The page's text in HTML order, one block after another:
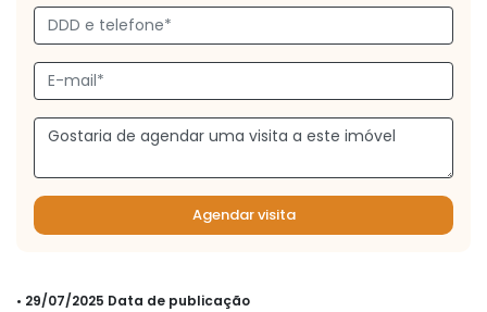
Agendar visita
• 29/07/2025 Data de publicação